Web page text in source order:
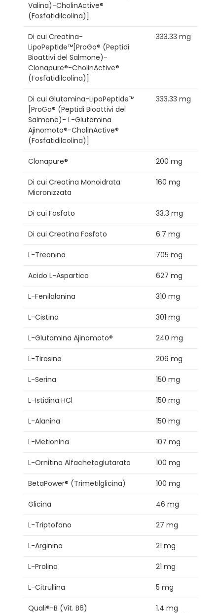
Valina)-CholinActive®
(Fosfatidilcolina)]
Di cui Creatina-
LipoPeptide™[ProGo® (Peptidi
Bioattivi del Salmone)-
Clonapure®-CholinActive®
(Fosfatidilcolina)]
333.33 mg
Di cui Glutamina-LipoPeptide™
[ProGo® (Peptidi Bioattivi del
Salmone)- L-Glutamina
Ajinomoto®-CholinActive®
(Fosfatidilcolina)]
333.33 mg
Clonapure® 200 mg
Di cui Creatina Monoidrata
Micronizzata
160 mg
Di cui Fosfato 33.3 mg
Di cui Creatina Fosfato 6.7 mg
L-Treonina 705 mg
Acido L-Aspartico 627 mg
L-Fenilalanina 310 mg
L-Cistina 301 mg
L-Glutamina Ajinomoto® 240 mg
L-Tirosina 206 mg
L-Serina 150 mg
L-Istidina HCl 150 mg
L-Alanina 150 mg
L-Metionina 107 mg
L-Ornitina Alfachetoglutarato 100 mg
BetaPower® (Trimetilglicina) 100 mg
Glicina 46 mg
L-Triptofano 27 mg
L-Arginina 21 mg
L-Prolina 21 mg
L-Citrullina 5 mg
Quali®-B (Vit. B6)
1.4 mg